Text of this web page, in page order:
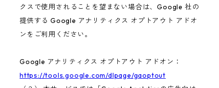
クスで使用されることを望まない場合は、Google 社の
提供する Google アナリティクス オプトアウト アドオ
ンをご利用ください。
Google アナリティクス オプトアウト アドオン：
https://tools.google.com/dlpage/gaoptout